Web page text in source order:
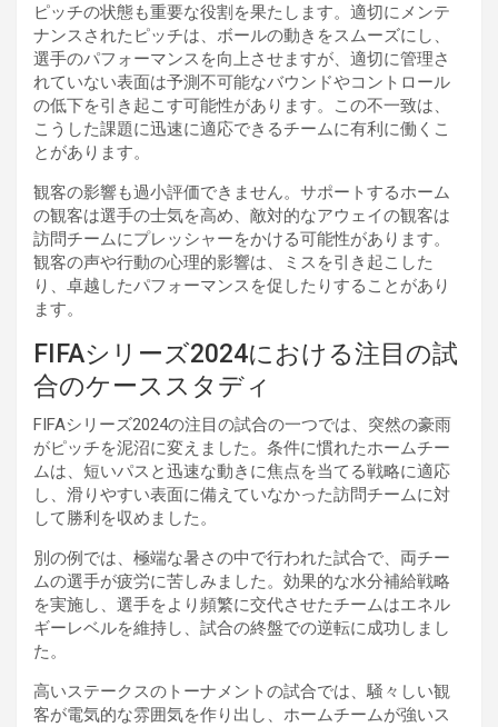
ピッチの状態も重要な役割を果たします。適切にメンテ
ナンスされたピッチは、ボールの動きをスムーズにし、
選手のパフォーマンスを向上させますが、適切に管理さ
れていない表面は予測不可能なバウンドやコントロール
の低下を引き起こす可能性があります。この不一致は、
こうした課題に迅速に適応できるチームに有利に働くこ
とがあります。
観客の影響も過小評価できません。サポートするホーム
の観客は選手の士気を高め、敵対的なアウェイの観客は
訪問チームにプレッシャーをかける可能性があります。
観客の声や行動の心理的影響は、ミスを引き起こした
り、卓越したパフォーマンスを促したりすることがあり
ます。
FIFAシリーズ2024における注目の試
合のケーススタディ
FIFAシリーズ2024の注目の試合の一つでは、突然の豪雨
がピッチを泥沼に変えました。条件に慣れたホームチー
ムは、短いパスと迅速な動きに焦点を当てる戦略に適応
し、滑りやすい表面に備えていなかった訪問チームに対
して勝利を収めました。
別の例では、極端な暑さの中で行われた試合で、両チー
ムの選手が疲労に苦しみました。効果的な水分補給戦略
を実施し、選手をより頻繁に交代させたチームはエネル
ギーレベルを維持し、試合の終盤での逆転に成功しまし
た。
高いステークスのトーナメントの試合では、騒々しい観
客が電気的な雰囲気を作り出し、ホームチームが強いス